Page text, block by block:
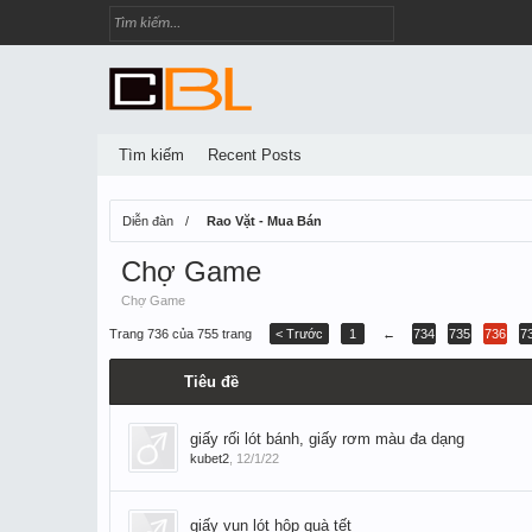
Diễn đàn Rao Vặt - Mua Bán
Chợ Game
Chợ Game
Trang 736 của 755 trang < Trước 1 ← 734 735 736
Tiêu đề
giấy rối lót bánh, giấy rơm màu đa dạng
kubet2 12/1/22
giấy vụn lót hộp quà tết
Tìm kiếm Recent Posts